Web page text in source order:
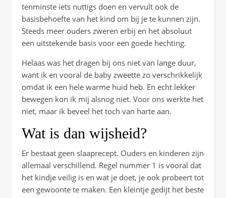
tenminste iets nuttigs doen en vervult ook de
basisbehoefte van het kind om bij je te kunnen zijn.
Steeds meer ouders zweren erbij en het absoluut
een uitstekende basis voor een goede hechting.
Helaas was het dragen bij ons niet van lange duur,
want ik en vooral de baby zweette zo verschrikkelijk
omdat ik een hele warme huid heb. En echt lekker
bewegen kon ik mij alsnog niet. Voor ons werkte het
niet, maar ik beveel het toch van harte aan.
Wat is dan wijsheid?
Er bestaat geen slaaprecept. Ouders en kinderen zijn
allemaal verschillend. Regel nummer 1 is vooral dat
het kindje veilig is en wat je doet, je ook probeert tot
een gewoonte te maken. Een kleintje gedijt het beste